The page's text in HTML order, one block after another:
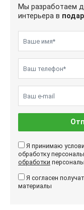
Мы разработаем
интерьера в
Я принимаю
обработку
обработки
Я согласен
материалы